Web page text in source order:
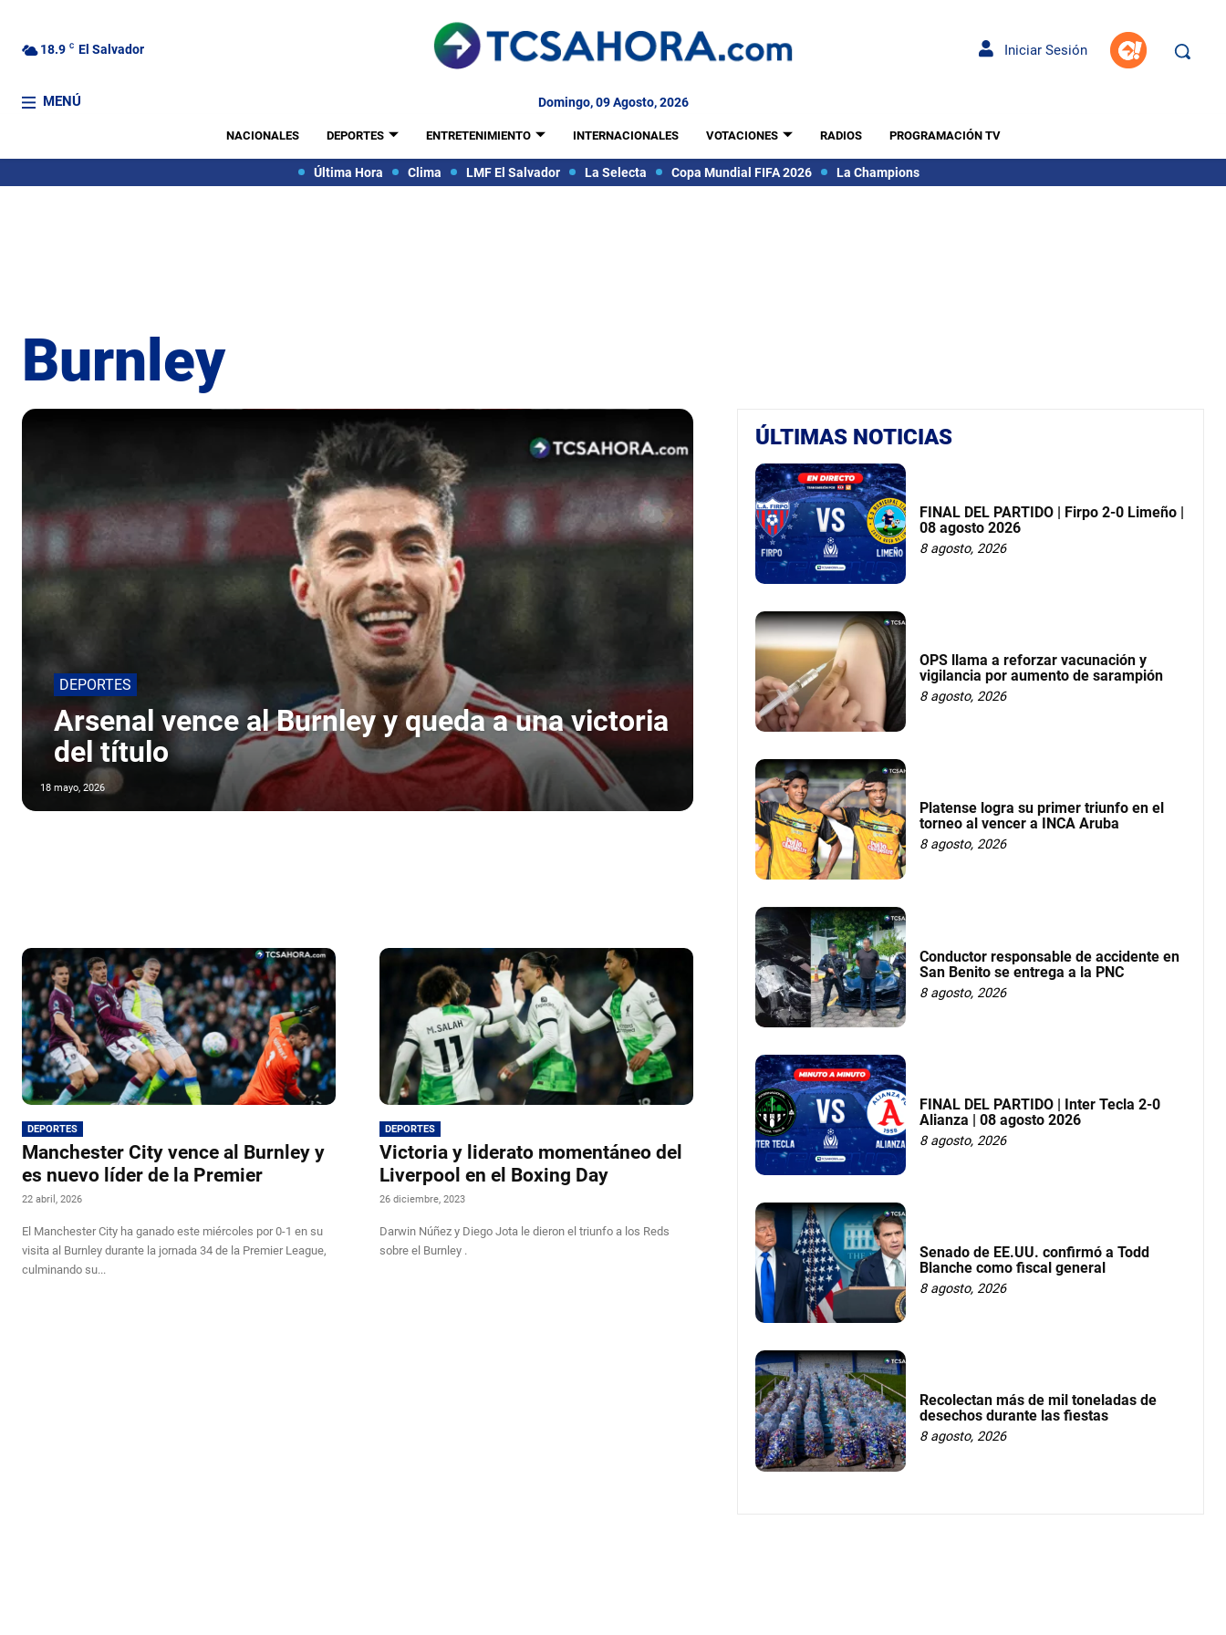
18.9 C El Salvador Iniciar Sesión
MENÚ Domingo, 09 Agosto, 2026
NACIONALES DEPORTES ENTRETENIMIENTO INTERNACIONALES VOTACIONES RADIOS PROGRAMACIÓN TV
Última Hora Clima LMF El Salvador La Selecta Copa Mundial FIFA 2026 La Champions
Burnley
DEPORTES
Arsenal vence al Burnley y queda a una victoria
del título
18 mayo, 2026
DEPORTES
Manchester City vence al Burnley y
es nuevo líder de la Premier
22 abril, 2026
El Manchester City ha ganado este miércoles por 0-1 en su
visita al Burnley durante la jornada 34 de la Premier League,
culminando su...
DEPORTES
Victoria y liderato momentáneo del
Liverpool en el Boxing Day
26 diciembre, 2023
Darwin Núñez y Diego Jota le dieron el triunfo a los Reds
sobre el Burnley .
ÚLTIMAS NOTICIAS
FINAL DEL PARTIDO | Firpo 2-0 Limeño |
08 agosto 2026
8 agosto, 2026
OPS llama a reforzar vacunación y
vigilancia por aumento de sarampión
8 agosto, 2026
Platense logra su primer triunfo en el
torneo al vencer a INCA Aruba
8 agosto, 2026
Conductor responsable de accidente en
San Benito se entrega a la PNC
8 agosto, 2026
FINAL DEL PARTIDO | Inter Tecla 2-0
Alianza | 08 agosto 2026
8 agosto, 2026
Senado de EE.UU. confirmó a Todd
Blanche como fiscal general
8 agosto, 2026
Recolectan más de mil toneladas de
desechos durante las fiestas
8 agosto, 2026